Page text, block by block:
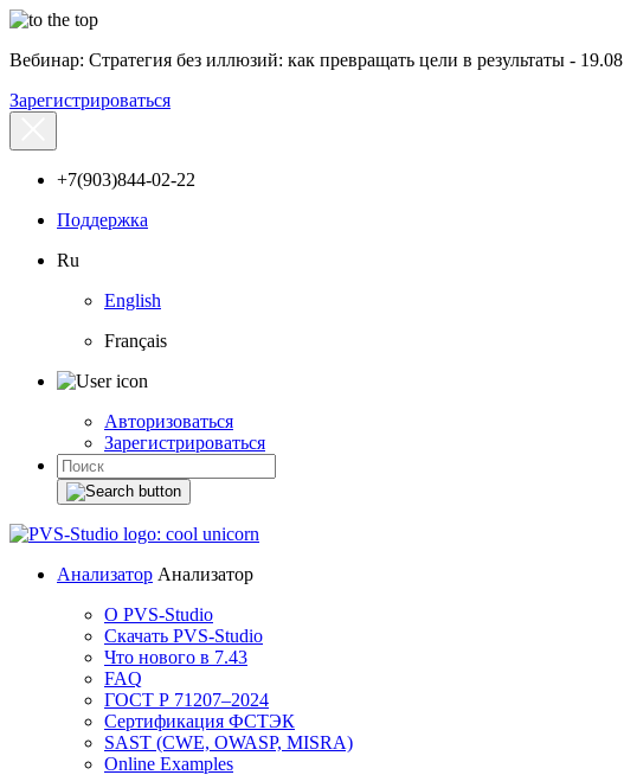
Вебинар: Стратегия без иллюзий: как превращать цели в результаты - 19.08
Зарегистрироваться
+7(903)844-02-22
Поддержка
Ru
English
Français
Авторизоваться
Зарегистрироваться
Анализатор Анализатор
О PVS-Studio
Скачать PVS-Studio
Что нового в 7.43
FAQ
ГОСТ Р 71207–2024
Сертификация ФСТЭК
SAST (CWE, OWASP, MISRA)
Online Examples